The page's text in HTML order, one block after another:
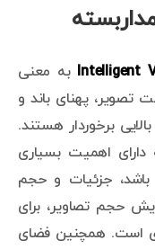
Intelligent به معنی
پهنای باند و
برخوردار هستند.
اهمیت بسیاری
جزئیات و حجم
حجم تصاویر، برای
است. همچنین فضای